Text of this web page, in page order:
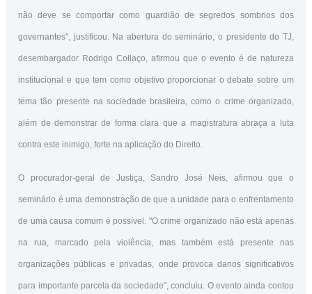
não deve se comportar como guardião de segredos sombrios dos
governantes", justificou. Na abertura do seminário, o presidente do TJ,
desembargador Rodrigo Collaço, afirmou que o evento é de natureza
institucional e que tem como objetivo proporcionar o debate sobre um
tema tão presente na sociedade brasileira, como o crime organizado,
além de demonstrar de forma clara que a magistratura abraça a luta
contra este inimigo, forte na aplicação do Direito.
O procurador-geral de Justiça, Sandro José Neis, afirmou que o
seminário é uma demonstração de que a unidade para o enfrentamento
de uma causa comum é possível. "O crime organizado não está apenas
na rua, marcado pela violência, mas também está presente nas
organizações públicas e privadas, onde provoca danos significativos
para importante parcela da sociedade", concluiu. O evento ainda contou